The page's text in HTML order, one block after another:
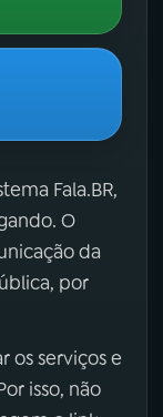
Fala.BR,
O
da
por
os serviços e
isso, não